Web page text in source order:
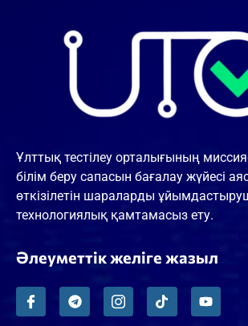
Ұлттық тестілеу орталығының
білім беру сапасын бағалау жүйесі
өткізілетін шараларды
технологиялық қамтамасыз ету.
Әлеуметтік желіге жазыл